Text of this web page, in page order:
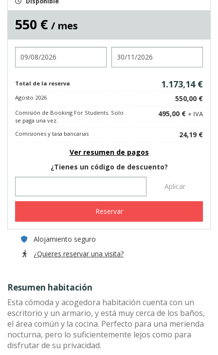
550 € / mes
Total de la reserva 1.173,14 €
Agosto 2026 550,00 €
Comisión de Booking For Students. Solo
se paga una vez.
495,00 € + IVA
Comisiones y tasa bancarias
24,19 €
Ver resumen de pagos
¿Tienes un código de descuento?
Aplicar
Reservar
Alojamiento seguro
¿Quieres reservar una visita?
Resumen habitación
Esta cómoda y acogedora habitación cuenta con un
escritorio y un armario, y está muy cerca de los baños,
el área común y la cocina. Perfecto para una merienda
nocturna, pero lo suficientemente lejos como para
disfrutar de su privacidad.